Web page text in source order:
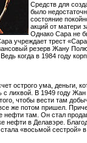
Средств для
было
состояние
акций от матери
Однако Сара не
учреждает трест
резерв Жану
когда в 1984 году
острого ума,
с лихвой. В 1949 году
чтобы вести там
же потом пришел.
нефти там. Он стал
нефти в Делавэре.
«восьмой сестрой»